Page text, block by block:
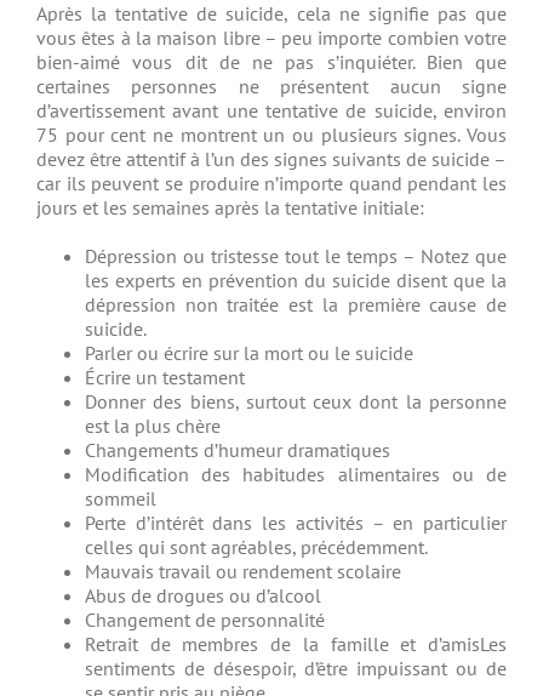
Après la tentative de suicide, cela ne signifie pas que
vous êtes à la maison libre – peu importe combien votre
bien-aimé vous dit de ne pas s’inquiéter. Bien que
certaines personnes ne présentent aucun signe
d’avertissement avant une tentative de suicide, environ
75 pour cent ne montrent un ou plusieurs signes. Vous
devez être attentif à l’un des signes suivants de suicide –
car ils peuvent se produire n’importe quand pendant les
jours et les semaines après la tentative initiale:
Dépression ou tristesse tout le temps – Notez que
les experts en prévention du suicide disent que la
dépression non traitée est la première cause de
suicide.
Parler ou écrire sur la mort ou le suicide
Écrire un testament
Donner des biens, surtout ceux dont la personne
est la plus chère
Changements d’humeur dramatiques
Modification des habitudes alimentaires ou de
sommeil
Perte d’intérêt dans les activités – en particulier
celles qui sont agréables, précédemment.
Mauvais travail ou rendement scolaire
Abus de drogues ou d’alcool
Changement de personnalité
Retrait de membres de la famille et d’amisLes
sentiments de désespoir, d’être impuissant ou de